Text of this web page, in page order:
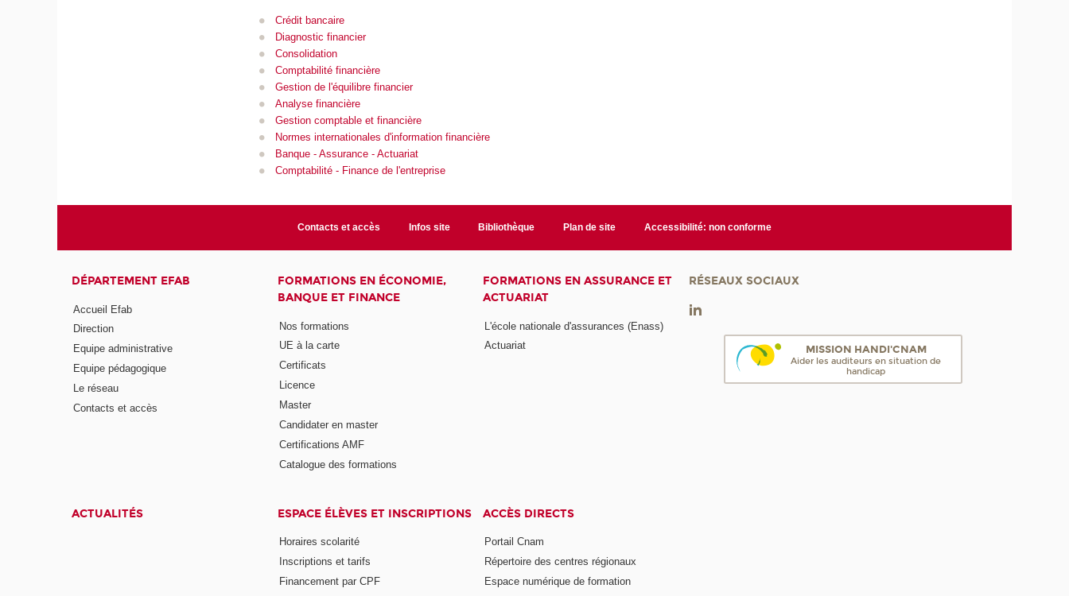
Crédit bancaire
Diagnostic financier
Consolidation
Comptabilité financière
Gestion de l'équilibre financier
Analyse financière
Gestion comptable et financière
Normes internationales d'information financière
Banque - Assurance - Actuariat
Comptabilité - Finance de l'entreprise
Contacts et accès Infos site Bibliothèque Plan de site Accessibilité: non conforme
DÉPARTEMENT EFAB
Accueil Efab
Direction
Equipe administrative
Equipe pédagogique
Le réseau
Contacts et accès
FORMATIONS EN ÉCONOMIE,
BANQUE ET FINANCE
Nos formations
UE à la carte
Certificats
Licence
Master
Candidater en master
Certifications AMF
Catalogue des formations
FORMATIONS EN ASSURANCE ET
ACTUARIAT
L'école nationale d'assurances (Enass)
Actuariat
ACTUALITÉS ESPACE ÉLÈVES ET INSCRIPTIONS
Horaires scolarité
Inscriptions et tarifs
Financement par CPF
ACCÈS DIRECTS
Portail Cnam
Répertoire des centres régionaux
Espace numérique de formation
RÉSEAUX SOCIAUX
MISSION HANDI'CNAM
Aider les auditeurs en situation de
handicap